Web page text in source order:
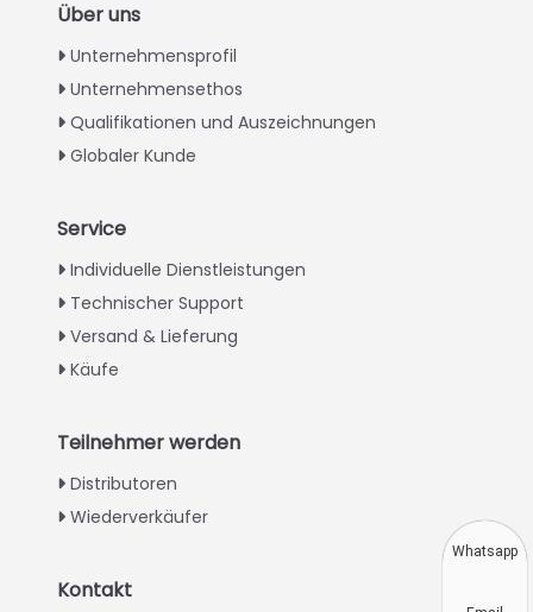
Über uns
Unternehmensprofil
Unternehmensethos
Qualifikationen und Auszeichnungen
Globaler Kunde
Service
Individuelle Dienstleistungen
Technischer Support
Versand & Lieferung
Käufe
Teilnehmer werden
Distributoren
Wiederverkäufer
Kontakt
Japanese
Urdu
Greek
Italian
Whatsapp